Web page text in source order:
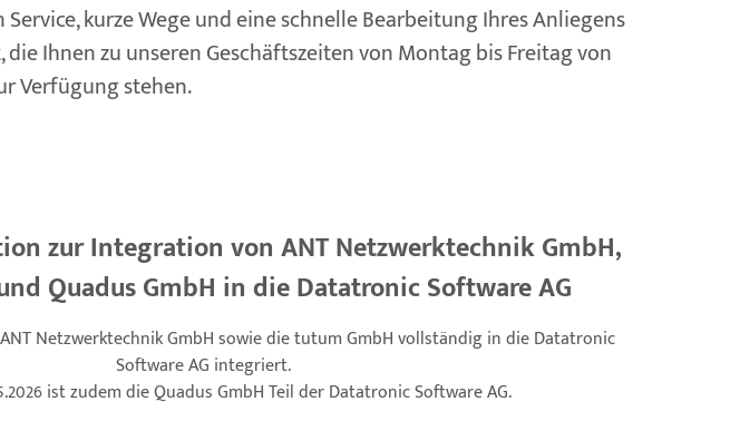
kurze Wege und eine schnelle Bearbeitung Ihres Anliegens
Ihnen zu unseren Geschäftszeiten von Montag bis Freitag von
Verfügung stehen.
zur Integration von ANT Netzwerktechnik GmbH,
Quadus GmbH in die Datatronic Software AG
Netzwerktechnik GmbH sowie die tutum GmbH vollständig in die Datatronic
Software AG integriert.
ist zudem die Quadus GmbH Teil der Datatronic Software AG.